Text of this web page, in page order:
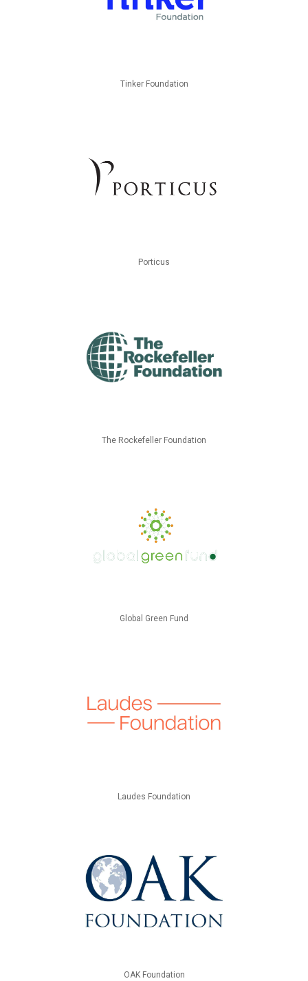
Tinker Foundation
Porticus
The Rockefeller Foundation
Global Green Fund
Laudes Foundation
OAK Foundation